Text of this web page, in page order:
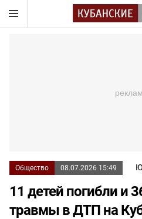
Общество 08.07.2026 15:49
11 детей погибли и
травмы в ДТП на